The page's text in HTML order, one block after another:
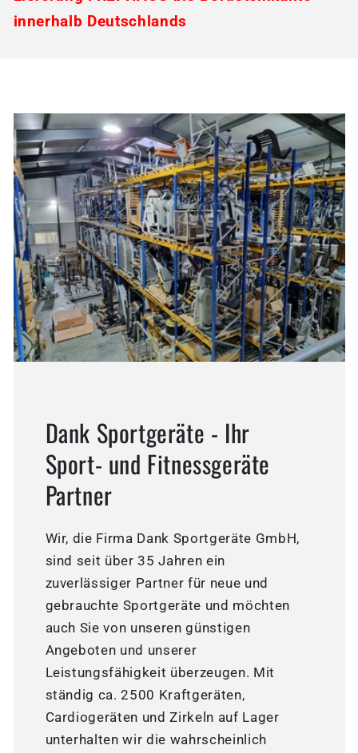
innerhalb Deutschlands
Dank Sportgeräte - Ihr
Sport- und Fitnessgeräte
Partner
Wir, die Firma Dank Sportgeräte GmbH,
sind seit über 35 Jahren ein
zuverlässiger Partner für neue und
gebrauchte Sportgeräte und möchten
auch Sie von unseren günstigen
Angeboten und unserer
Leistungsfähigkeit überzeugen. Mit
ständig ca. 2500 Kraftgeräten,
Cardiogeräten und Zirkeln auf Lager
unterhalten wir die wahrscheinlich